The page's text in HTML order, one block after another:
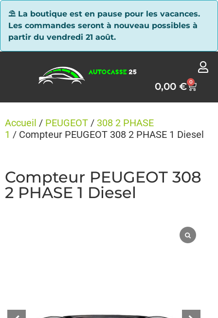
⛱ La boutique est en pause pour les vacances.
Les commandes seront à nouveau possibles à
partir du vendredi 21 août.
0,00€ 0
Accueil / PEUGEOT / 308 2 PHASE
1 / Compteur PEUGEOT 308 2 PHASE 1 Diesel
Compteur PEUGEOT 308
2 PHASE 1 Diesel
Panneau de gestion des cookies